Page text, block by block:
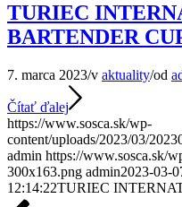
TURIEC
BARTENDER
7. marca 2023/v aktuality/od
Čítať ďalej
https://www.sosca.sk/wp-
content/uploads/2023/03/
admin https://www.sosca.sk/
300x163.png admin2023-03-
12:14:22TURIEC